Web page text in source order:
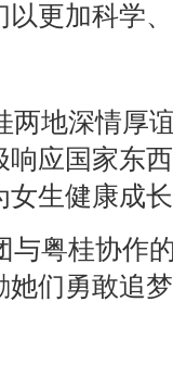
更加科学
两地深情厚
应国家东
生健康成
与粤桂协作
们勇敢追